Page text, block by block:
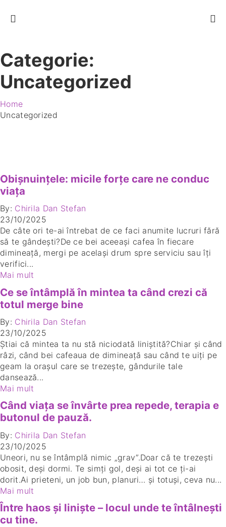
Categorie:
Uncategorized
Home
Uncategorized
Obișnuințele: micile forțe care ne conduc
viața
By: Chirila Dan Stefan
23/10/2025
De câte ori te-ai întrebat de ce faci anumite lucruri fără
să te gândești?De ce bei aceeași cafea în fiecare
dimineață, mergi pe același drum spre serviciu sau îți
verifici...
Mai mult
Ce se întâmplă în mintea ta când crezi că
totul merge bine
By: Chirila Dan Stefan
23/10/2025
Știai că mintea ta nu stă niciodată liniștită?Chiar și când
râzi, când bei cafeaua de dimineață sau când te uiți pe
geam la orașul care se trezește, gândurile tale
dansează...
Mai mult
Când viața se învârte prea repede, terapia e
butonul de pauză.
By: Chirila Dan Stefan
23/10/2025
Uneori, nu se întâmplă nimic „grav”.Doar că te trezești
obosit, deși dormi. Te simți gol, deși ai tot ce ți-ai
dorit.Ai prieteni, un job bun, planuri… și totuși, ceva nu...
Mai mult
Între haos și liniște – locul unde te întâlnești
cu tine.